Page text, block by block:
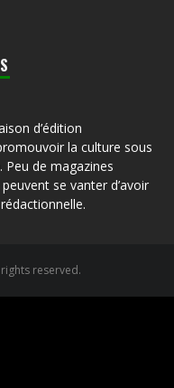
d’édition
la culture sous
de magazines
se vanter d’avoir
reserved.